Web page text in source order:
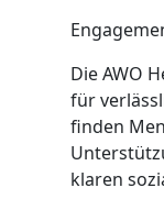
Die AWO
für
finden
klaren